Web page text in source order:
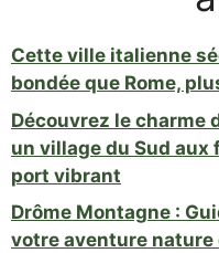
Cette ville italienne
bondée que Rome,
Découvrez le charme
un village du Sud aux
port vibrant
Drôme Montagne :
votre aventure